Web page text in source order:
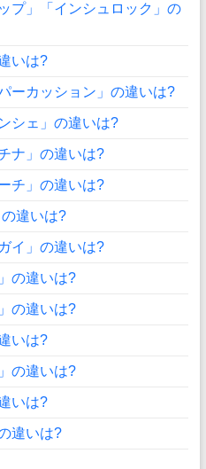
プ」「インシュロック」の
いは?
ーカッション」の違いは?
シェ」の違いは?
ナ」の違いは?
チ」の違いは?
の違いは?
イ」の違いは?
の違いは?
の違いは?
いは?
の違いは?
いは?
違いは?